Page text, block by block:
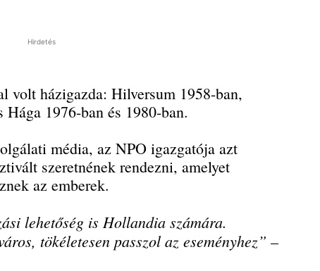
Hirdetés
volt házigazda: Hilversum 1958-ban,
1976-ban és 1980-ban.
média, az NPO igazgatója azt
szeretnének rendezni, amelyet
az emberek.
lehetőség is Hollandia számára.
tökéletesen passzol az eseményhez” –